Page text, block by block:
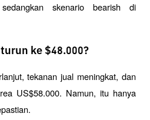
sedangkan skenario bearish di
ke $48.000?
tekanan jual meningkat, dan
US$58.000. Namun, itu hanya